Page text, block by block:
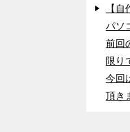
【
パソ
前回
限り
今回
頂き